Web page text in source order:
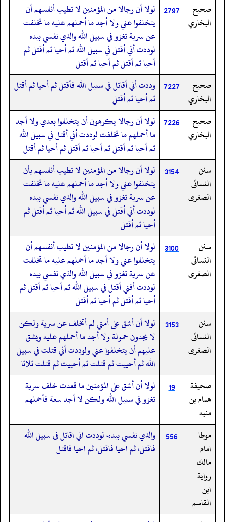
صحيح
البخاري
2797 لولا أن رجالا من المؤمنين لا تطيب أنفسهم أن
يتخلفوا عني ولا أجد ما أحملهم عليه ما تخلفت
عن سرية تغزو في سبيل الله والذي نفسي بيده
لوددت أني أقتل في سبيل الله ثم أحيا ثم أقتل ثم
أحيا ثم أقتل ثم أحيا ثم أقتل
صحيح
البخاري
7227 وددت أني أقاتل في سبيل الله فأقتل ثم أحيا ثم أقتل
ثم أحيا ثم أقتل
صحيح
البخاري
7226 لولا أن رجالا يكرهون أن يتخلفوا بعدي ولا أجد
ما أحملهم ما تخلفت لوددت أني أقتل في سبيل الله
ثم أحيا ثم أقتل ثم أحيا ثم أقتل ثم أحيا ثم أقتل
سنن
النسائى
الصغرى
3154
لولا أن رجالا من المؤمنين لا تطيب أنفسهم بأن
يتخلفوا عني ولا أجد ما أحملهم عليه ما تخلفت
عن سرية تغزو في سبيل الله والذي نفسي بيده
لوددت أني أقتل في سبيل الله ثم أحيا ثم أقتل ثم
أحيا ثم أقتل
سنن
النسائى
الصغرى
3100
لولا أن رجالا من المؤمنين لا تطيب أنفسهم أن
يتخلفوا عني ولا أجد ما أحملهم عليه ما تخلفت
عن سرية تغزو في سبيل الله والذي نفسي بيده
لوددت أفني أقتل في سبيل الله ثم أحيا ثم أقتل ثم
أحيا ثم أقتل ثم أحيا ثم أقتل
سنن
النسائى
الصغرى
3153
لولا أن أشق على أمتي لم أتخلف عن سرية ولكن
لا يجدون حمولة ولا أجد ما أحملهم عليه ويشق
عليهم أن يتخلفوا عني ولوددت أني قتلت في سبيل
الله ثم أحييت ثم قتلت ثم أحييت ثم قتلت ثلاثا
صحيفة
همام بن
منبه
19
لولا أن أشق على المؤمنين ما قعدت خلف سرية
تغزو في سبيل الله ولكن لا أجد سعة فأحملهم
موطا
امام
مالك
رواية
ابن
القاسم
556
والذي نفسي بيده، لوددت اني اقاتل فى سبيل الله
فاقتل، ثم احيا فاقتل، ثم احيا فاقتل